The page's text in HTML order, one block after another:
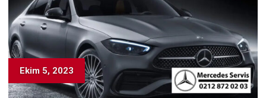
Ekim 5, 2023